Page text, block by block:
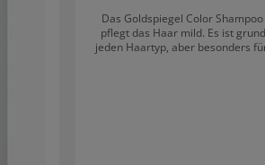
Das Goldspiegel Color
pflegt das Haar mild. Es ist
jeden Haartyp, aber besonders